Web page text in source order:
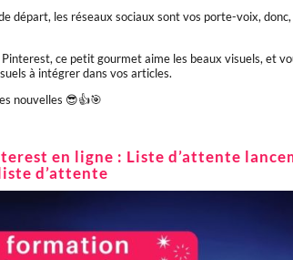
départ, les réseaux sociaux sont vos porte-voix,
ce petit gourmet aime les beaux visuels, et
à intégrer dans vos articles.
nouvelles 😎👍🎯
en ligne : Liste d’attente
d’attente